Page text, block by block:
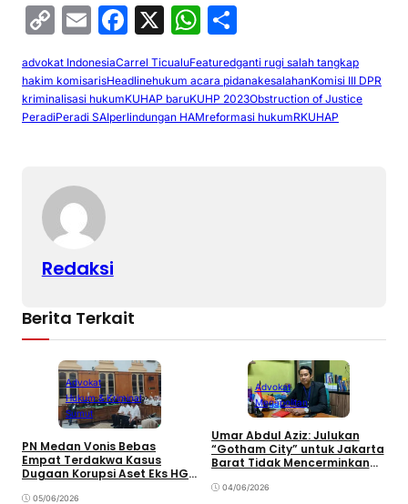
C
p
y
k
E
ai
l
F
c
e
X
W
at
s
ar
e
advokat IndonesiaCarrel TicualuFeaturedganti rugi salah tangkap
hakim komisarisHeadlinehukum acara pidanakesalahanKomisi III DPR
kriminalisasi hukumKUHAP baruKUHP 2023Obstruction of Justice
PeradiPeradi SAIperlindungan HAMreformasi hukumRKUHAP
Redaksi
Berita Terkait
Advokat
Hukum & Kriminal
Sumut
PN Medan Vonis Bebas
Empat Terdakwa Kasus
Dugaan Korupsi Aset Eks HGU
05/06/2026
Advokat
Megapolitan
Umar Abdul Aziz: Julukan
“Gotham City” untuk Jakarta
Barat Tidak Mencerminkan
04/06/2026